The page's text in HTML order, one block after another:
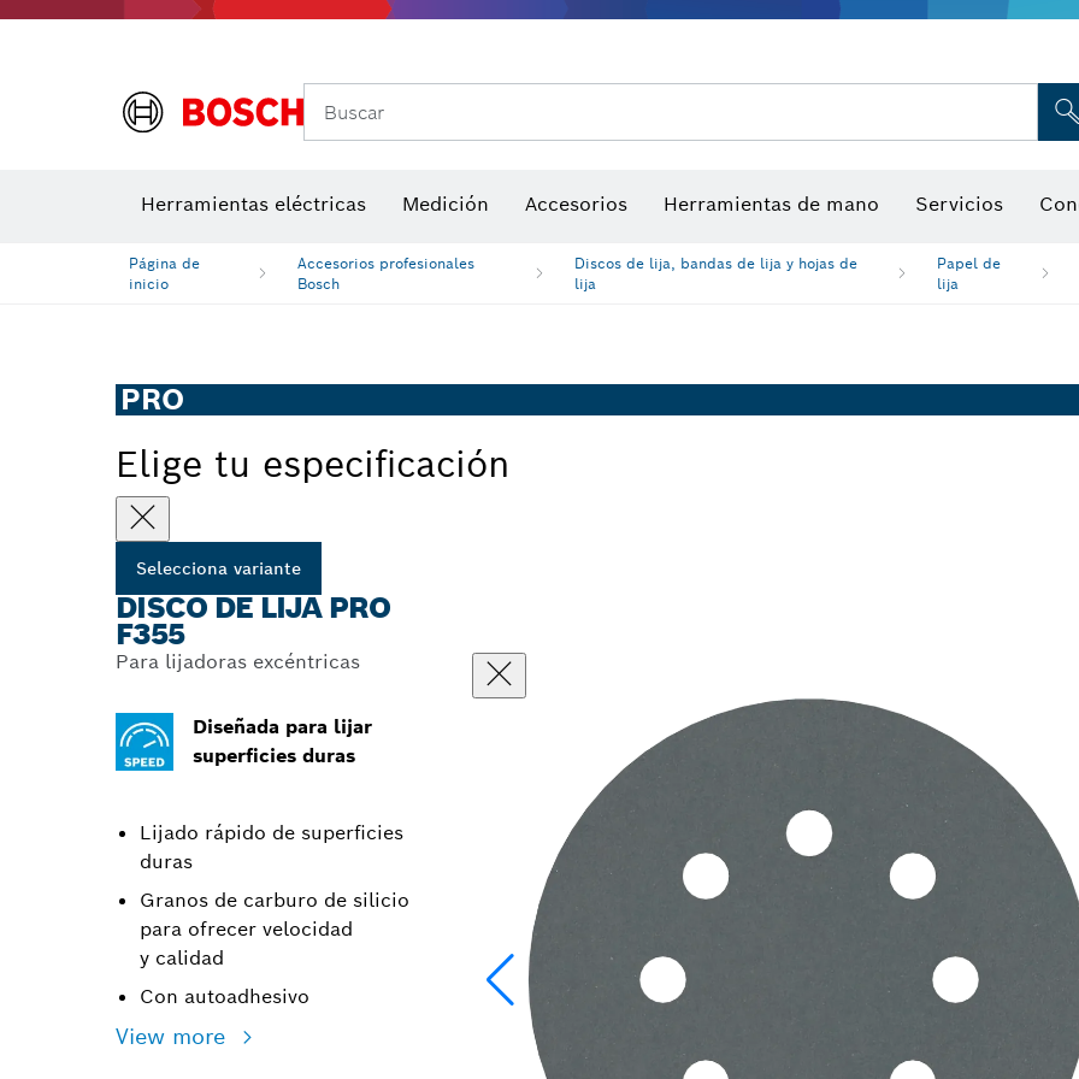
Buscar
Herramientas eléctricas Medición Accesorios Herramientas de mano Servicios
Página de
inicio
Accesorios profesionales
Bosch
Discos de lija, bandas de lija y hojas de
lija
Papel de
lija
PRO
Elige tu especificación
Selecciona variante
DISCO DE LIJA PRO
F355
Para lijadoras excéntricas
Diseñada para lijar
superficies duras
Lijado rápido de superficies
duras
Granos de carburo de silicio
para ofrecer velocidad
y calidad
Con autoadhesivo
View more